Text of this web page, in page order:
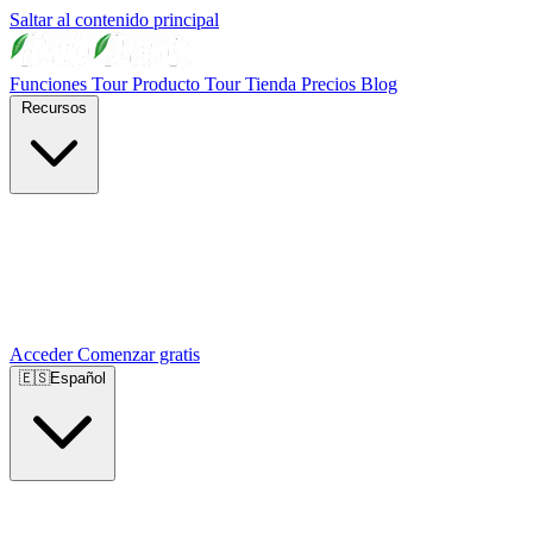
Saltar al contenido principal
Funciones Tour Producto Tour Tienda Precios Blog
AccederComenzar gratis
🇪🇸Español